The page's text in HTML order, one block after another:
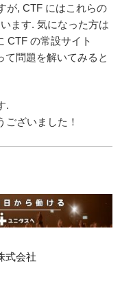
が, CTF にはこれらの
ます. 気になった方は
CTF の常設サイト
て問題を解いてみると
.
ございました！
式会社